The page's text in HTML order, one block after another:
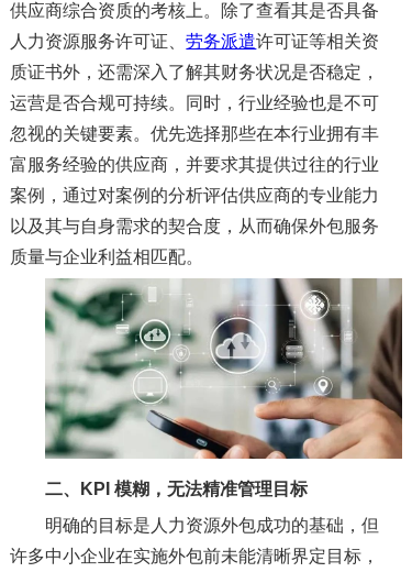
供应商综合资质的考核上。除了查看其是否具备
人力资源服务许可证、劳务派遣许可证等相关资
质证书外，还需深入了解其财务状况是否稳定，
运营是否合规可持续。同时，行业经验也是不可
忽视的关键要素。优先选择那些在本行业拥有丰
富服务经验的供应商，并要求其提供过往的行业
案例，通过对案例的分析评估供应商的专业能力
以及其与自身需求的契合度，从而确保外包服务
质量与企业利益相匹配。
二、
KPI 模糊，无法精准管理目标
明确的目标是人力资源外包成功的基础，但
许多中小企业在实施外包前未能清晰界定目标，